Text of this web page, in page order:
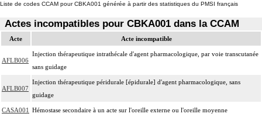
Liste de codes CCAM pour CBKA001 générée à partir des statistiques du PMSI français
Actes incompatibles pour CBKA001 dans la CCAM
Acte Acte incompatible
AFLB006
Injection thérapeutique intrathécale d'agent pharmacologique, par voie transcutanée
sans guidage
AFLB007
Injection thérapeutique péridurale [épidurale] d'agent pharmacologique, sans
guidage
CASA001 Hémostase secondaire à un acte sur l'oreille externe ou l'oreille moyenne